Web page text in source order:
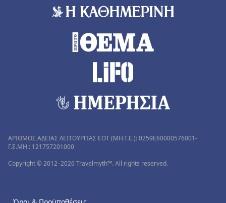
ΑΡΙΘΜΟΣ ΑΔΕΙΑΣ ΛΕΙΤΟΥΡΓΙΑΣ ΕΟΤ (MH.T.E.): 0259Ε60000576001-
Γ.Ε.ΜΗ.: 121757201000
Copyright © 2012–2026 Travelmyth™. All rights reserved.